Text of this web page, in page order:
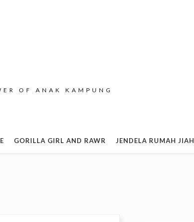
OF ANAK KAMPUNG
GORILLA GIRL AND RAWR JENDELA RUMAH JIAH